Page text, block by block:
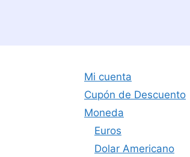
Mi cuenta
Cupón de Descuento
Moneda
Euros
Dolar Americano